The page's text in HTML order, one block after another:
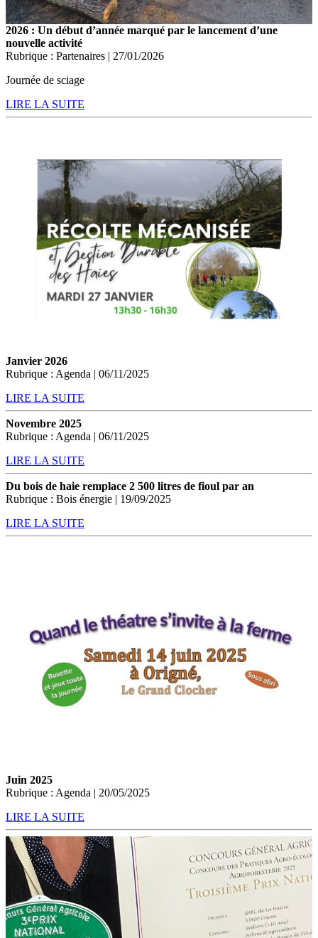
2026 : Un début d’année marqué par le lancement d’une
nouvelle activité
Rubrique : Partenaires | 27/01/2026
Journée de sciage
LIRE LA SUITE
Janvier 2026
Rubrique : Agenda | 06/11/2025
LIRE LA SUITE
Novembre 2025
Rubrique : Agenda | 06/11/2025
LIRE LA SUITE
Du bois de haie remplace 2 500 litres de fioul par an
Rubrique : Bois énergie | 19/09/2025
LIRE LA SUITE
Juin 2025
Rubrique : Agenda | 20/05/2025
LIRE LA SUITE